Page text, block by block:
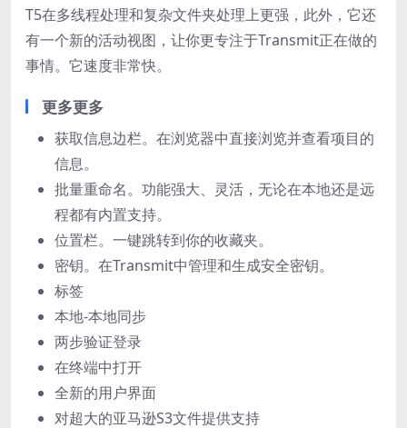
T5在多线程处理和复杂文件夹处理上更强，此外，它还
有一个新的活动视图，让你更专注于Transmit正在做的
事情。它速度非常快。
更多更多
获取信息边栏。在浏览器中直接浏览并查看项目的
信息。
批量重命名。功能强大、灵活，无论在本地还是远
程都有内置支持。
位置栏。一键跳转到你的收藏夹。
密钥。在Transmit中管理和生成安全密钥。
标签
本地-本地同步
两步验证登录
在终端中打开
全新的用户界面
对超大的亚马逊S3文件提供支持